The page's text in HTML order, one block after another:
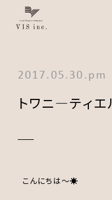
2017.05.30.pm
トワニ―ティ
こんにちは～☀